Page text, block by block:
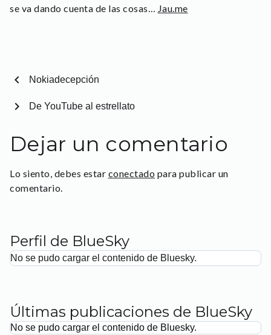
se va dando cuenta de las cosas… Jau.me
chevron_left Nokiadecepción
De YouTube al estrellato
chevron_right
Dejar un comentario
Lo siento, debes estar conectado para publicar un
comentario.
Perfil de BlueSky
No se pudo cargar el contenido de Bluesky.
Últimas publicaciones de BlueSky
No se pudo cargar el contenido de Bluesky.